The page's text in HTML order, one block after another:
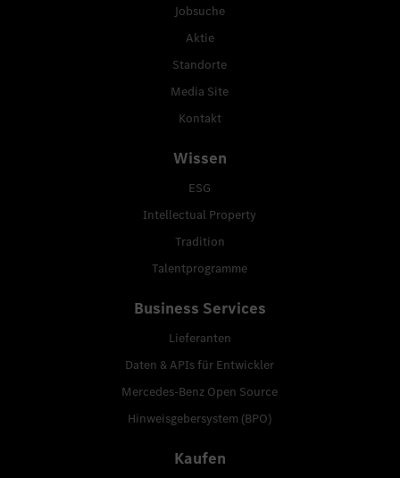
Jobsuche
Aktie
Standorte
Media Site
Kontakt
Wissen
ESG
Intellectual Property
Tradition
Talentprogramme
Business Services
Lieferanten
Daten & APIs für Entwickler
Mercedes-Benz Open Source
Hinweisgebersystem (BPO)
Kaufen